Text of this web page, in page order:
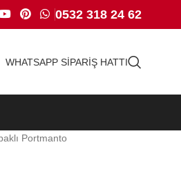
0532 318 24 62
WHATSAPP SİPARİŞ HATTI
Portmanto